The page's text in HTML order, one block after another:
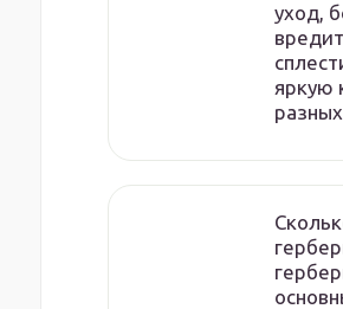
уход,
яркую